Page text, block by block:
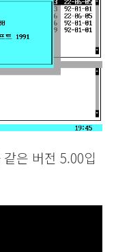
은 버전 5.00입